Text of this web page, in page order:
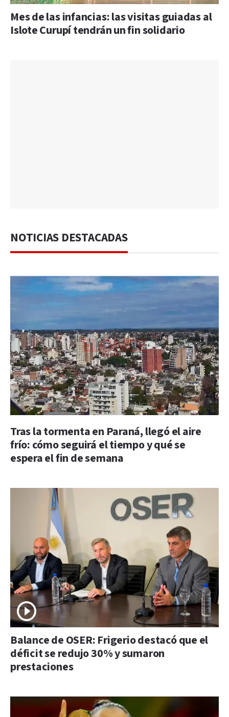
Mes de las infancias: las visitas guiadas al
Islote Curupí tendrán un fin solidario
NOTICIAS DESTACADAS
Tras la tormenta en Paraná, llegó el aire
frío: cómo seguirá el tiempo y qué se
espera el fin de semana
Balance de OSER: Frigerio destacó que el
déficit se redujo 30% y sumaron
prestaciones